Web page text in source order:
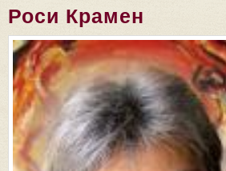
Роси Крамен